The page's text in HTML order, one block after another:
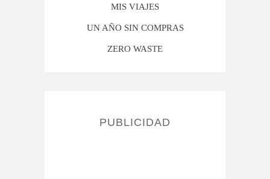
MIS VIAJES
UN AÑO SIN COMPRAS
ZERO WASTE
PUBLICIDAD